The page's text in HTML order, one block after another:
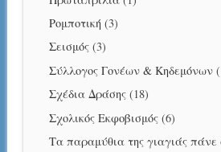
Ρομποτική (3)
Σεισμός(3)
Σύλλογος Γονέων & Κηδεμόνων
Σχέδια Δράσης(18)
Σχολικός Εκφοβισμός(6)
Τα παραμύθια της γιαγιάς πάνε